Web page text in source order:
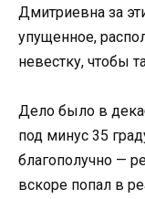
Дмитриевна за
упущенное,
невестку, чтобы
Дело было в
под минус 35
благополучно —
вскоре попал в